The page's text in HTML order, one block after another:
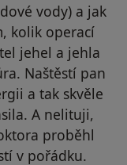
vody) a jak
kolik operací
jehel a jehla
Naštěstí pan
a tak skvěle
A nelituji,
proběhl
v pořádku.